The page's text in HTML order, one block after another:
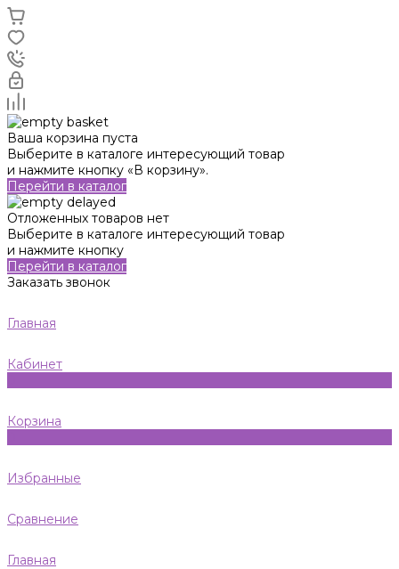
Ваша корзина пуста
Выберите в каталоге интересующий товар
и нажмите кнопку «В корзину».
Перейти в каталог
Отложенных товаров нет
Выберите в каталоге интересующий товар
и нажмите кнопку
Перейти в каталог
Заказать звонок
Главная
Кабинет
Корзина
Избранные
Сравнение
Главная